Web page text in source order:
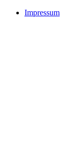
Impressum